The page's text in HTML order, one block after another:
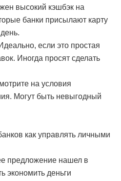
высокий кэшбэк на
банки присылают карту
если это простая
Иногда просят сделать
на условия
Могут быть невыгодный
как управлять личными
предложение нашел в
экономить деньги